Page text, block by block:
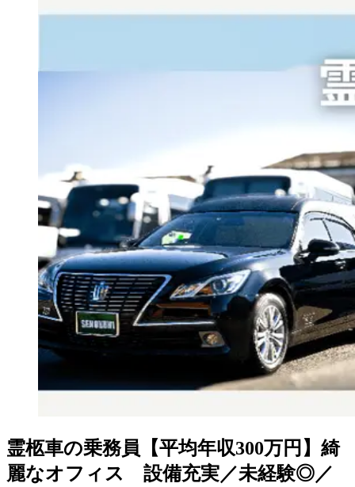
霊柩車の乗務員【平均年収300万円】綺
麗なオフィス 設備充実／未経験◎／